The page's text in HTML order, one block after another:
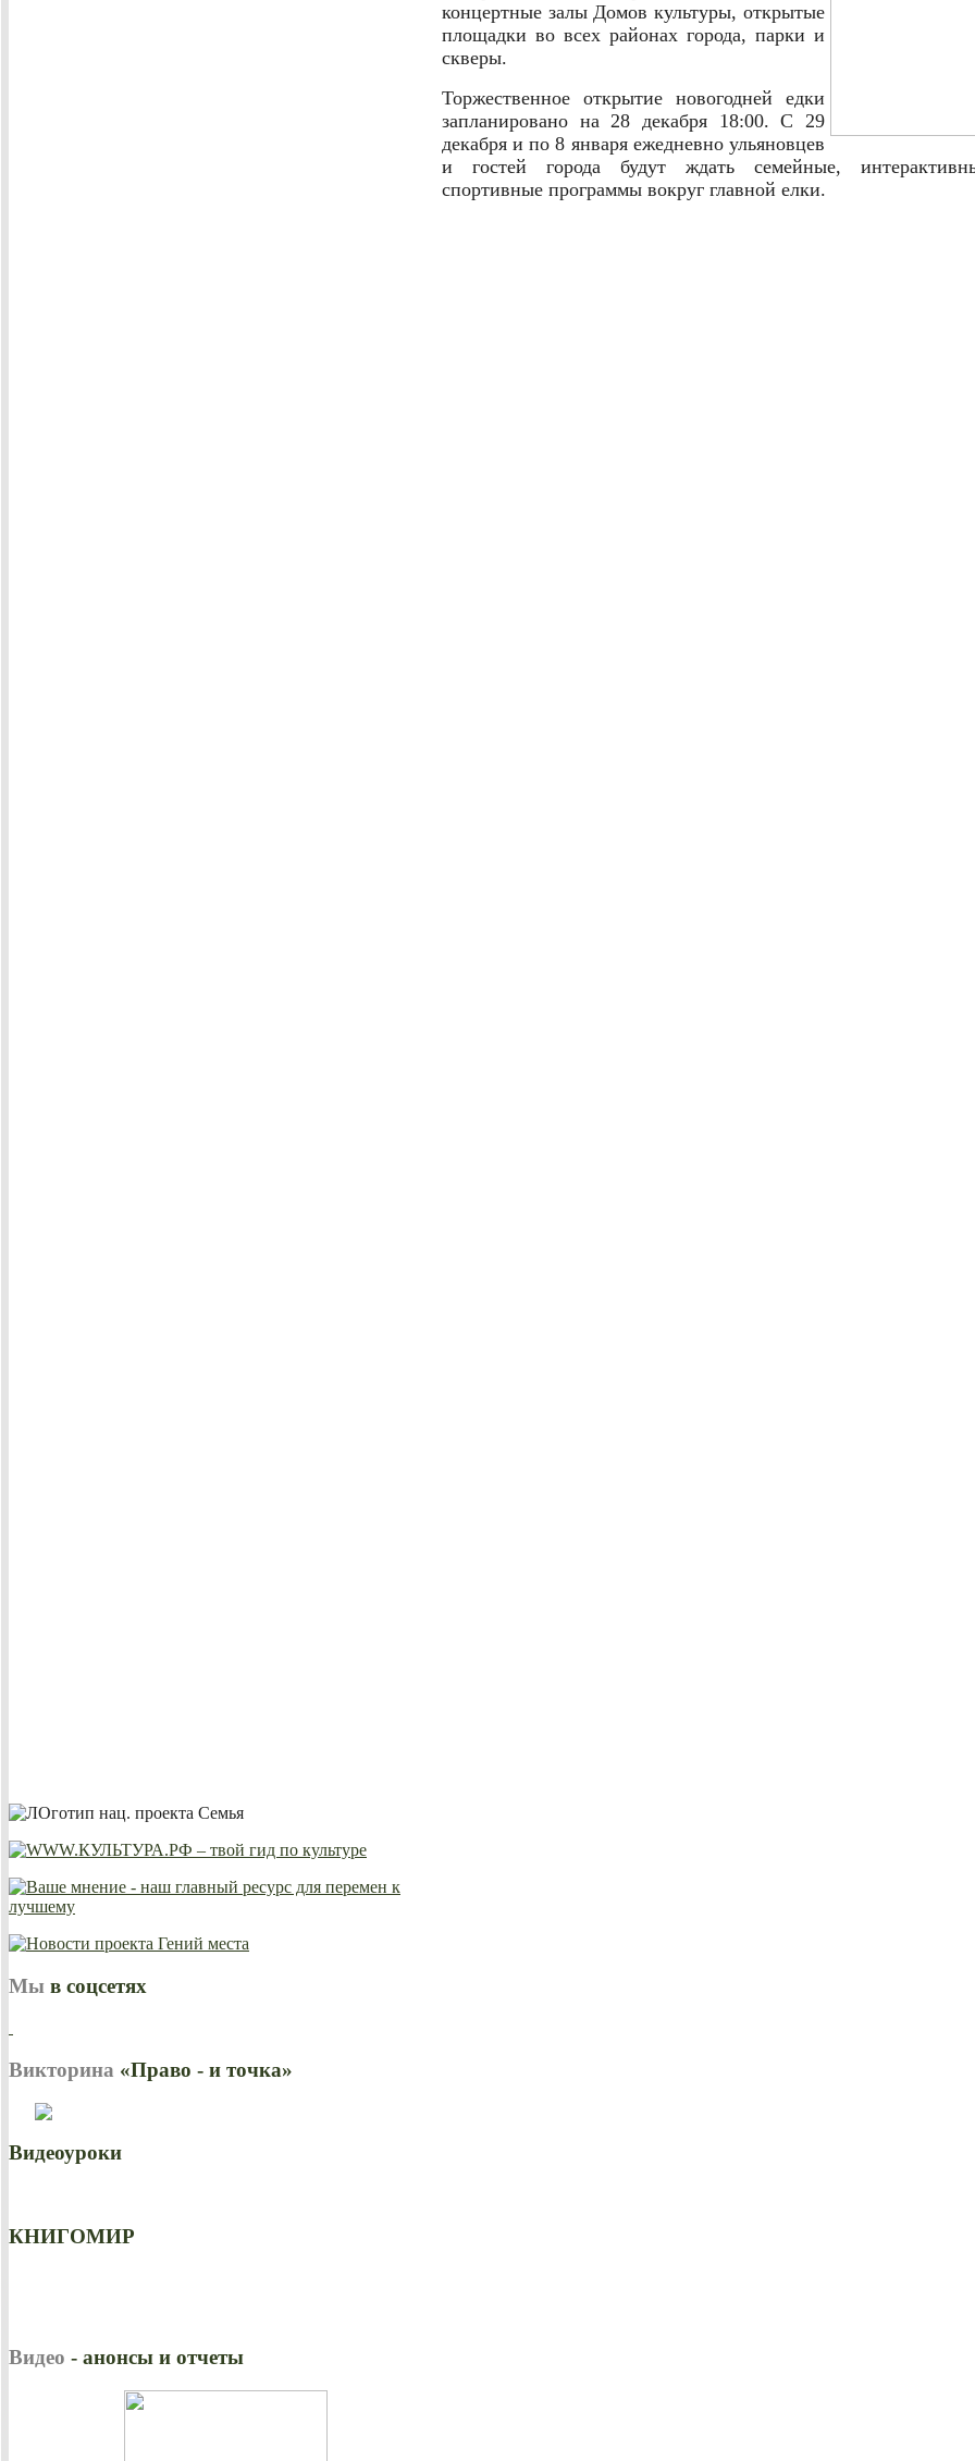
концертные залы Домов культуры, открытые
площадки во всех районах города, парки и
скверы.
Торжественное открытие новогодней едки
запланировано на 28 декабря 18:00. С 29
декабря и по 8 января ежедневно ульяновцев
и гостей города будут ждать семейные,
спортивные программы вокруг главной елки.
Мы в соцсетях
Викторина «Право - и точка»
Видеоуроки
КНИГОМИР
Видео - анонсы и отчеты